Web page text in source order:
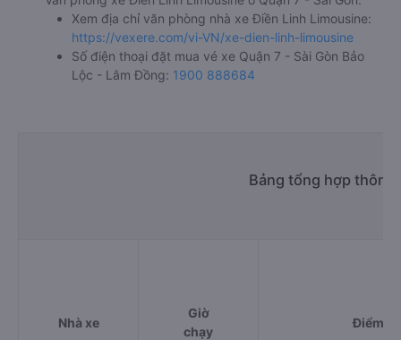
Xem địa chỉ văn phòng nhà xe Điền Linh Limousine:
https://vexere.com/vi-VN/xe-dien-linh-limousine
Số điện thoại đặt mua vé xe Quận 7 - Sài Gòn Bảo
Lộc - Lâm Đồng: 1900 888684
Bảng tổng hợp thông
Nhà xe
Giờ
chạy
Điểm đi